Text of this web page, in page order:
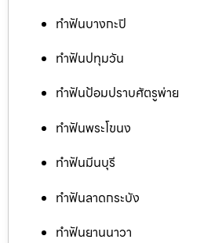
ทำฟันบางกะปิ
ทำฟันปทุมวัน
ทำฟันป้อมปราบศัตรูพ่าย
ทำฟันพระโขนง
ทำฟันมีนบุรี
ทำฟันลาดกระบัง
ทำฟันยานนาวา